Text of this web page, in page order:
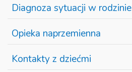
Diagnoza sytuacji w rodzinie
Opieka naprzemienna
Kontakty z dziećmi